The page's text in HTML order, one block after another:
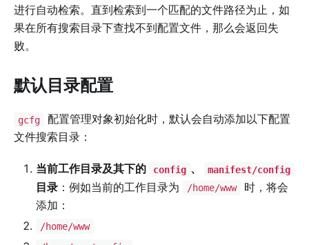
进行自动检索。直到检索到一个匹配的文件路径为止，如
果在所有搜索目录下查找不到配置文件，那么会返回失
败。
默认目录配置
gcfg
配置管理对象初始化时，默认会自动添加以下配置
文件搜索目录：
当前工作目录及其下的 config 、 manifest/config
目录 ：例如当前的工作目录为 /home/www
时，将会
添加：
/home/www